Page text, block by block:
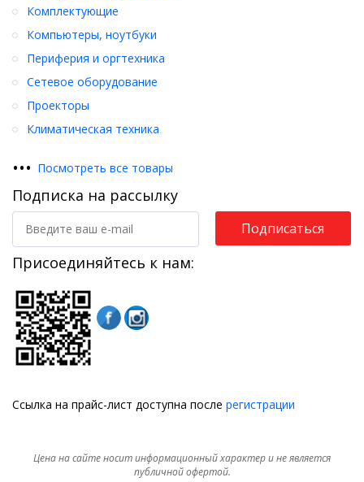
Комплектующие
Компьютеры, ноутбуки
Периферия и оргтехника
Сетевое оборудование
Проекторы
Климатическая техника
••• Посмотреть все товары
Подписка на рассылку
Подписаться
Присоединяйтесь к нам:
Ссылка на прайс-лист доступна после регистрации
Цена на сайте носит информационный характер и не является
публичной офертой.